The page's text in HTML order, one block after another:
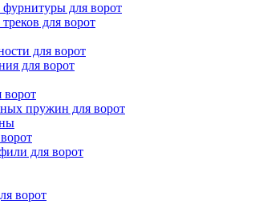
для ворот
для ворот
для ворот
для ворот
ворот
пружин для ворот
для ворот
ворот